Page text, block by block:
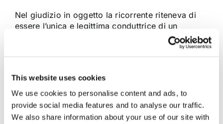
This website uses cookies
We use cookies to personalise content and ads, to
provide social media features and to analyse our traffic.
We also share information about your use of our site with
Nel giudizio in oggetto la ricorrente riteneva di
essere l’unica e legittima conduttrice di un
immobile avuto in comodato dall’originario
conduttore. Il proprietario dell’edificio non
soggetto estraneo al rapporto, costituendo tale
circostanza un’accettazione tacita del
proprietario in [...]